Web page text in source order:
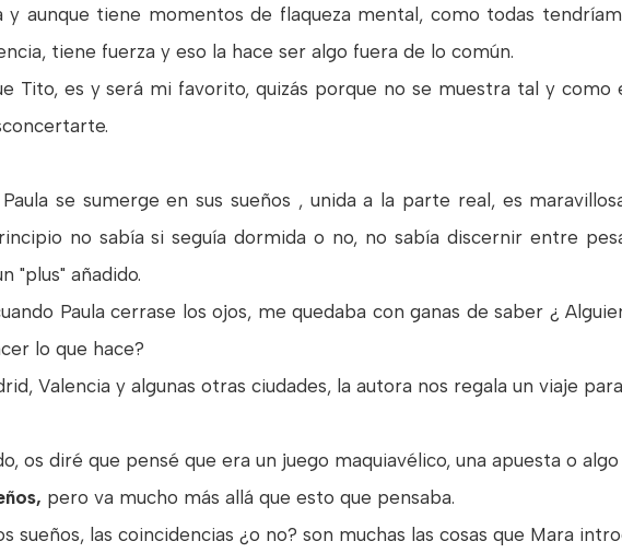
y aunque tiene momentos de flaqueza mental, como todas
tiene fuerza y eso la hace ser algo fuera de lo común.
Tito, es y será mi favorito, quizás porque no se muestra tal y como
se sumerge en sus sueños , unida a la parte real, es
no sabía si seguía dormida o no, no sabía discernir entre
"plus" añadido.
Paula cerrase los ojos, me quedaba con ganas de saber ¿
lo que hace?
Valencia y algunas otras ciudades, la autora nos regala un viaje
os diré que pensé que era un juego maquiavélico, una apuesta o
pero va mucho más allá que esto que pensaba.
sueños, las coincidencias ¿o no? son muchas las cosas que Mara